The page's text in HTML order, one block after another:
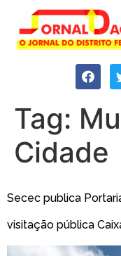
Tag:
Cidade
Secec publica
visitação pública